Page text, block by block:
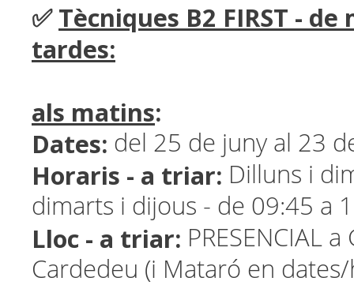
✅Tècniques B2 FIRST -
tardes:
als matins:
Dates: del 25 de juny al 23
Horaris - a triar: Dilluns i
dimarts i dijous - de 09:45 a
Lloc - a triar: PRESENCIAL
Cardedeu (i Mataró en